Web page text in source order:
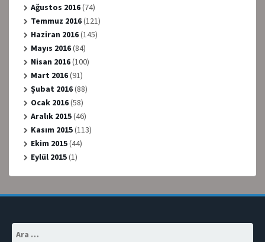
Ağustos 2016(74)
Temmuz 2016(121)
Haziran 2016(145)
Mayıs 2016(84)
Nisan 2016(100)
Mart 2016(91)
Şubat 2016(88)
Ocak 2016(58)
Aralık 2015(46)
Kasım 2015(113)
Ekim 2015(44)
Eylül 2015(1)